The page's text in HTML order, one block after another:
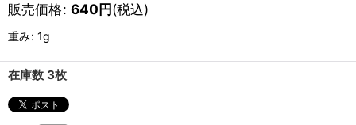
販売価格: 640円(税込)
重み: 1g
在庫数 3枚